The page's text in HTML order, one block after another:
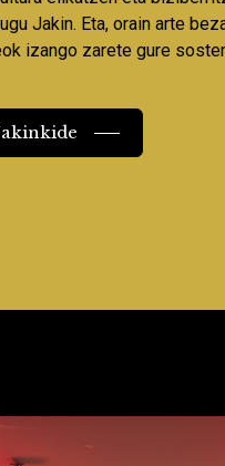
Jakin. Eta, orain arte
izango zarete gure